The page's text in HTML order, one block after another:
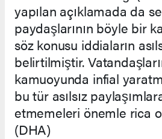
yapılan açıklamada da
paydaşlarının böyle bir
söz konusu iddiaların
belirtilmiştir.
kamuoyunda infial
bu tür asılsız
etmemeleri önemle rica
(DHA)